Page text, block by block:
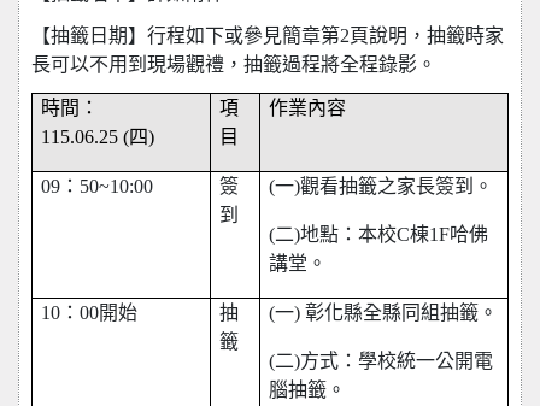
【抽籤日期】行程如下或參見簡章第2頁說明，抽籤時家
長可以不用到現場觀禮，抽籤過程將全程錄影。
時間：
115.06.25 (四)
項
目
作業內容
09：50~10:00
簽
到
(一)觀看抽籤之家長簽到。
(二)地點：本校C棟1F哈佛
講堂。
10：00開始
抽
籤
(一) 彰化縣全縣同組抽籤。
(二)方式：學校統一公開電
腦抽籤。